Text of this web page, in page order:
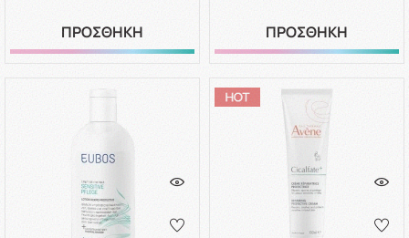
ΠΡΟΣΘΗΚΗ ΠΡΟΣΘΗΚΗ